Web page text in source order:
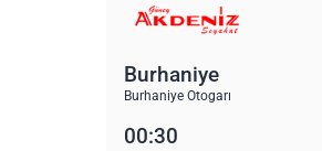
Burhaniye
Burhaniye Otogarı
00:30